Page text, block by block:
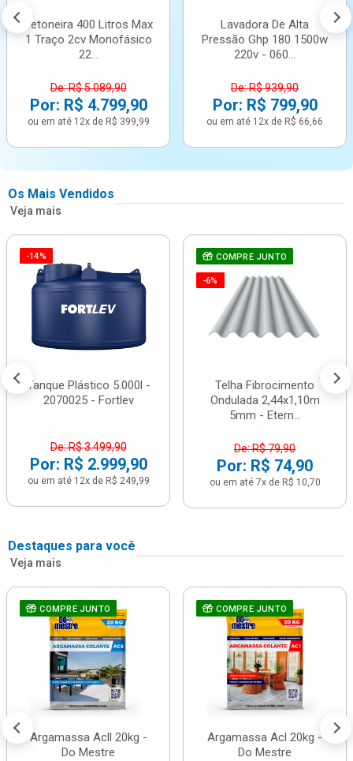
Betoneira 400 Litros Max
1 Traço 2cv Monofásico
22...
De: R$ 5.089,90
Por: R$ 4.799,90
ou em até 12x de R$ 399,99
Lavadora De Alta
Pressão Ghp 180 1500w
220v - 060...
De: R$ 939,90
Por: R$ 799,90
ou em até 12x de R$ 66,66
Os Mais Vendidos
Veja mais
-14%
Tanque Plástico 5.000l -
2070025 - Fortlev
De: R$ 3.499,90
Por: R$ 2.999,90
ou em até 12x de R$ 249,99
COMPRE JUNTO
-6%
Telha Fibrocimento
Ondulada 2,44x1,10m
5mm - Etern...
De: R$ 79,90
Por: R$ 74,90
ou em até 7x de R$ 10,70
Destaques para você
Veja mais
COMPRE JUNTO
Argamassa Acll 20kg -
Do Mestre
COMPRE JUNTO
Argamassa Acl 20kg -
Do Mestre